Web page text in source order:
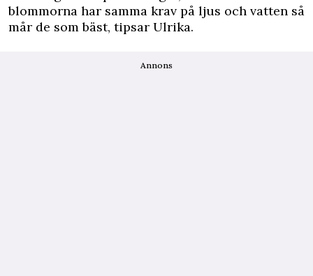
blommorna har samma krav på ljus och vatten så
mår de som bäst, tipsar Ulrika.
Annons